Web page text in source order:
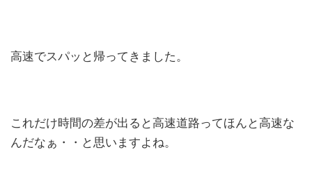
高速でスパッと帰ってきました。
これだけ時間の差が出ると高速道路ってほんと高速な
んだなぁ・・と思いますよね。